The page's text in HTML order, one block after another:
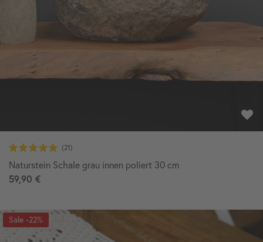
Naturstein Schale grau innen poliert 30 cm
59,90 €
-22%